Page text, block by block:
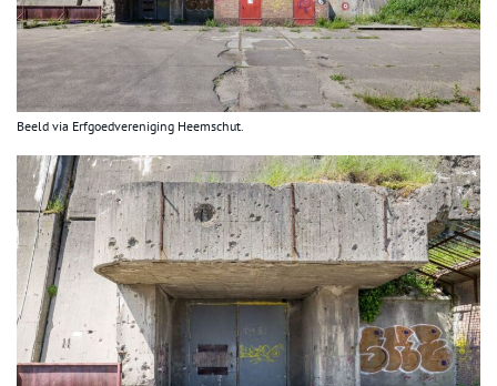
Beeld via Erfgoedvereniging Heemschut.